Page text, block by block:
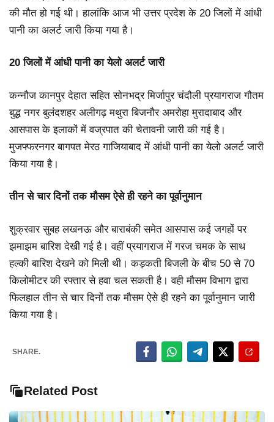
की मौत हो गई थी। हालांकि आज भी उत्तर प्रदेश के 20 जिलों में आंधी
पानी का अलर्ट जारी किया गया है।
20 जिलों में आंधी पानी का येलो अलर्ट जारी
कन्नौज कानपुर देहात सहित सोनभद्र मिर्जापुर चंदौली प्रयागराज गौतम
बुद्ध नगर बुलंदशहर अलीगढ़ मथुरा बिजनौर अमरोहा मुरादाबाद और
आसपास के इलाकों में वज्रपात की चेतावनी जारी की गई है।
मुजफ्फरनगर बागपत मेरठ गाजियाबाद में आंधी पानी का येलो अलर्ट जारी
किया गया है।
तीन से चार दिनों तक मौसम ऐसे ही रहने का पूर्वानुमान
शुक्रवार सुबह लखनऊ और बाराबंकी समेत आसपास कई जगहों पर
झमाझम बारिश देखी गई है। वहीं प्रयागराज में गरज चमक के साथ
हल्की बारिश देखने को मिली थी। कड़कती बिजली के बीच 50 से 70
किलोमीटर की रफ्तार से हवा चल सकती है। वही मौसम विभाग द्वारा
फिलहाल तीन से चार दिनों तक मौसम ऐसे ही रहने का पूर्वानुमान जारी
किया गया है।
SHARE.
Related Post